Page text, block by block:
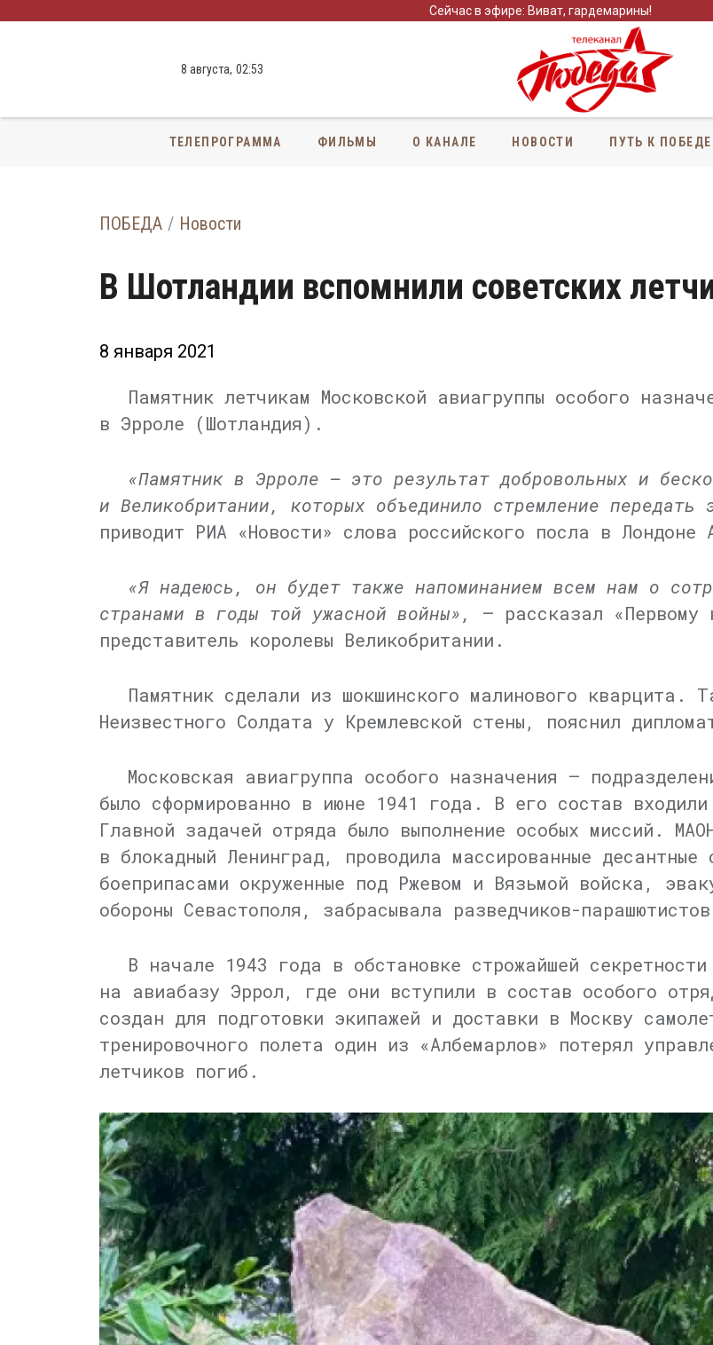
Сейчас в эфире: Виват, гардемарины!
8 августа, 02:53
ТЕЛЕПРОГРАММА ФИЛЬМЫ О КАНАЛЕ НОВОСТИ ПУТЬ К ПОБЕДЕ
ПОБЕДА Новости
В Шотландии вспомнили советских
8 января 2021
Памятник летчикам Московской авиагруппы особого
в Эрроле (Шотландия).
«Памятник в Эрроле — это результат добровольных и
и Великобритании, которых объединило стремление передать
приводит РИА «Новости» слова российского посла в Лондоне
«Я надеюсь, он будет также напоминанием всем нам о
странами в годы той ужасной войны»,
— рассказал «Первому
представитель королевы Великобритании.
Памятник сделали из шокшинского малинового кварцита.
Неизвестного Солдата у Кремлевской стены, пояснил
Московская авиагруппа особого назначения —
было сформированно в июне 1941 года. В его состав входили
Главной задачей отряда было выполнение особых миссий.
в блокадный Ленинград, проводила массированные
боеприпасами окруженные под Ржевом и Вязьмой войска,
обороны Севастополя, забрасывала разведчиков-
В начале 1943 года в обстановке строжайшей
на авиабазу Эррол, где они вступили в состав особого
создан для подготовки экипажей и доставки в Москву
тренировочного полета один из «Албемарлов» потерял
летчиков погиб.